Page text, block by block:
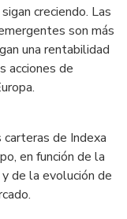
creciendo. Las
son más
una rentabilidad
acciones de
de Indexa
en función de la
de la evolución de